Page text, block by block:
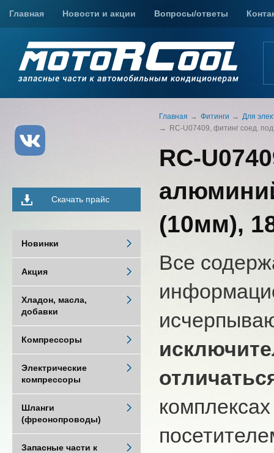
Главная Новости и акции Вопросы/ответы
Главная Фитинги
Для
RC-U07409, фитинг соед.
RC-
(10мм),
Все
Скачать прайс
Новинки
Акция
Хладон, масла,
добавки
Компрессоры
Электрические
компрессоры
Шланги
(фреонопроводы)
Запасные части к